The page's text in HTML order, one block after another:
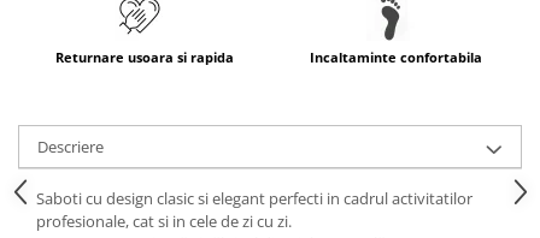
Returnare usoara si rapida Incaltaminte confortabila
Descriere
Saboti cu design clasic si elegant perfecti in cadrul activitatilor
profesionale, cat si in cele de zi cu zi.